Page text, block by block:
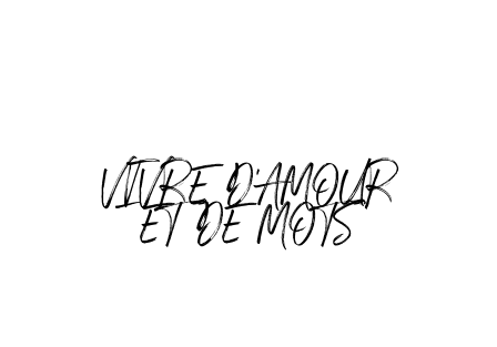
VIVRE D'AMOUR
ET DE MOTS